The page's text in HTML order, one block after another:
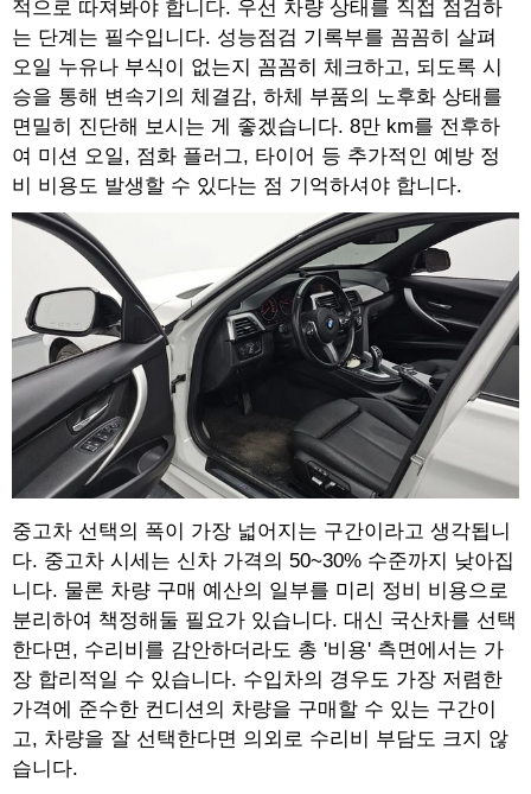
적으로 따져봐야 합니다. 우선 차량 상태를 직접 점검하
는 단계는 필수입니다. 성능점검 기록부를 꼼꼼히 살펴
오일 누유나 부식이 없는지 꼼꼼히 체크하고, 되도록 시
승을 통해 변속기의 체결감, 하체 부품의 노후화 상태를
면밀히 진단해 보시는 게 좋겠습니다. 8만 km를 전후하
여 미션 오일, 점화 플러그, 타이어 등 추가적인 예방 정
비 비용도 발생할 수 있다는 점 기억하셔야 합니다.
중고차 선택의 폭이 가장 넓어지는 구간이라고 생각됩니
다. 중고차 시세는 신차 가격의 50~30% 수준까지 낮아집
니다. 물론 차량 구매 예산의 일부를 미리 정비 비용으로
분리하여 책정해둘 필요가 있습니다. 대신 국산차를 선택
한다면, 수리비를 감안하더라도 총 '비용' 측면에서는 가
장 합리적일 수 있습니다. 수입차의 경우도 가장 저렴한
가격에 준수한 컨디션의 차량을 구매할 수 있는 구간이
고, 차량을 잘 선택한다면 의외로 수리비 부담도 크지 않
습니다.